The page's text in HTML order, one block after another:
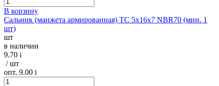
В корзину
Сальник (манжета армированная) TC 5х16х7 NBR70 (мин. 1
шт)
шт
в наличии
9.70 i
/ шт
опт. 9.00 i